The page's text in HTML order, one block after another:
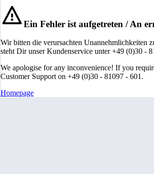
Ein Fehler ist aufgetreten / An
Wir bitten die verursachten Unannehmlichkeiten
steht Dir unser Kundenservice unter +49 (0)30 -
We apologise for any inconvenience! If you
Customer Support on +49 (0)30 - 81097 - 601.
Homepage